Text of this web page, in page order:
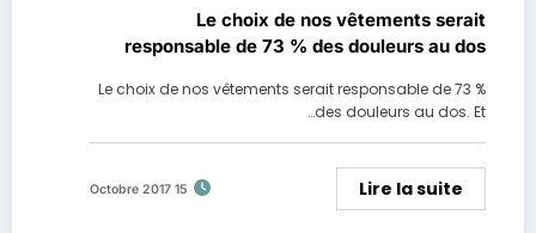
Le choix de nos vêtements serait
responsable de 73 % des douleurs au dos
Le choix de nos vêtements serait responsable de 73 %
des douleurs au dos. Et…
Lire la suite
15 Octobre 2017